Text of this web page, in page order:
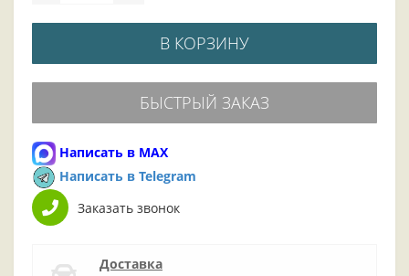
В КОРЗИНУ
БЫСТРЫЙ ЗАКАЗ
Написать в MAX
Написать в Telegram
Заказать звонок
Доставка